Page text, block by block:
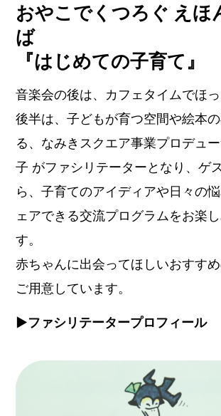
おやこでくつろぐ えほ
ば
『はじめての子育て』
音楽会の後は、カフェタイムでほっ
後半は、子どもが育つ空間や絵本
る、なみきスクエア事業プロデュ
子 がファシリテーターとなり、ゲ
ら、子育てのアイディアや日々の
ェアできる交流プログラムをお楽
す。
赤ちゃんに出会ってほしいおすす
ご用意しています。
▶︎ファシリテータープロフィール